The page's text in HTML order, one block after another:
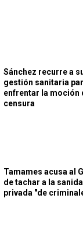
Sánchez recurre a
gestión sanitaria
enfrentar la moción
censura
Tamames acusa al
de tachar a la
privada "de